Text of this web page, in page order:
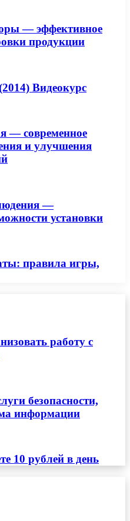
— эффективное
продукции
Видеокурс
— современное
и улучшения
—
установки
правила игры,
работу с
безопасности,
информации
10 рублей в день